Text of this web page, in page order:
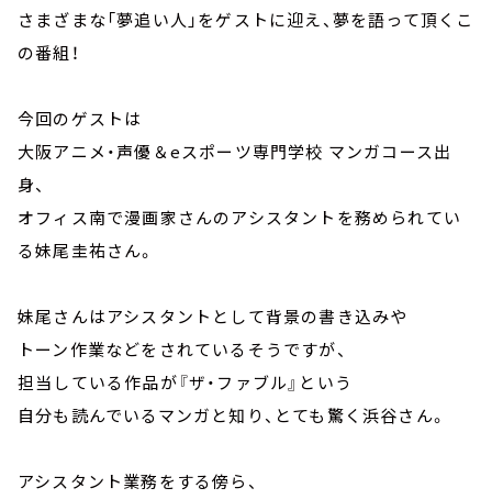
さまざまな「夢追い人」をゲストに迎え、夢を語って頂くこ
の番組！
今回のゲストは
大阪アニメ・声優＆eスポーツ専門学校 マンガコース出
身、
オフィス南で漫画家さんのアシスタントを務められてい
る妹尾圭祐さん。
妹尾さんはアシスタントとして背景の書き込みや
トーン作業などをされているそうですが、
担当している作品が『ザ・ファブル』という
自分も読んでいるマンガと知り、とても驚く浜谷さん。
アシスタント業務をする傍ら、